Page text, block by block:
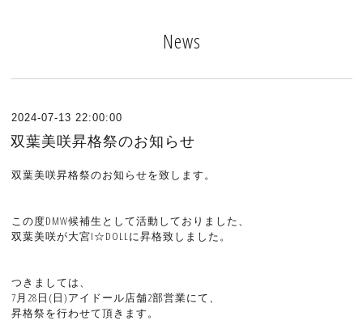
News
2024-07-13 22:00:00
双葉美咲昇格祭のお知らせ
双葉美咲昇格祭のお知らせを致します。
この度DMW候補生として活動しておりました、
双葉美咲が大宮I☆DOLLに昇格致しました。
つきましては、
7月28日(日)アイドール店舗2部営業にて、
昇格祭を行わせて頂きます。